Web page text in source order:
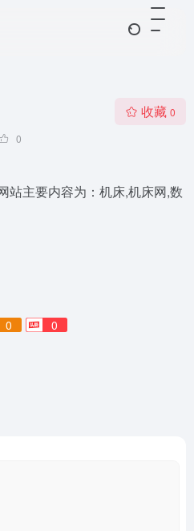
0
收藏 0
站主要内容为：机床,机床网,数
0 0